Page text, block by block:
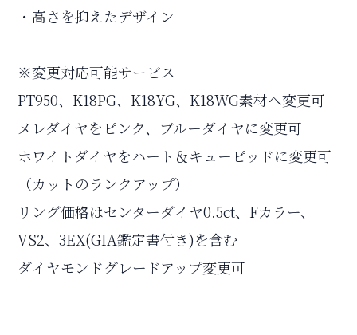
・高さを抑えたデザイン
※変更対応可能サービス
PT950、K18PG、K18YG、K18WG素材へ変更可
メレダイヤをピンク、ブルーダイヤに変更可
ホワイトダイヤをハート＆キューピッドに変更可
（カットのランクアップ）
リング価格はセンターダイヤ0.5ct、Fカラー、
VS2、3EX(GIA鑑定書付き)を含む
ダイヤモンドグレードアップ変更可